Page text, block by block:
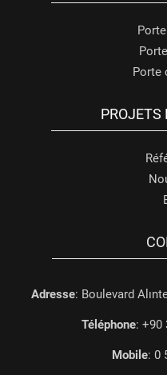
Porte
PROJETS
Adresse: Boulevard
Téléphone: +90
Mobile: 0